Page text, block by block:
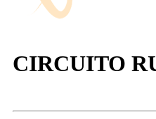
CIRCUITO